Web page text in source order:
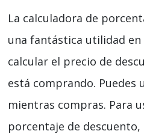
La calculadora de
una fantástica utilidad
calcular el precio de
está comprando. Puedes
mientras compras. Para
porcentaje de descuento,